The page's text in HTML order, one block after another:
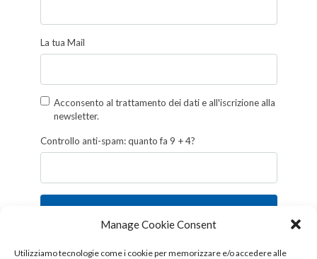
Manage Cookie Consent
Utilizziamo tecnologie come i cookie per memorizzare e/o accedere alle
La tua Mail
Acconsento al trattamento dei dati e all'iscrizione alla
newsletter.
Controllo anti-spam: quanto fa 9 + 4?
Iscriviti
Follow us!